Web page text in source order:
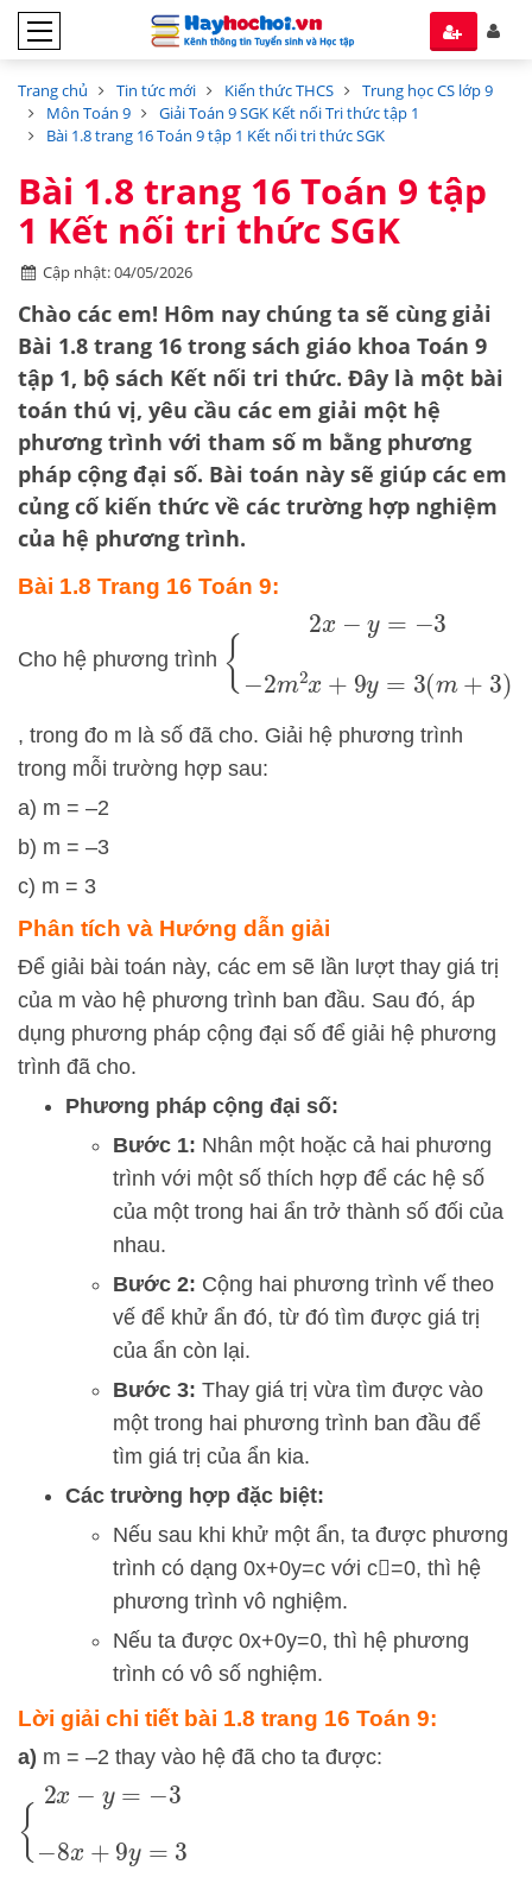
Trang chủ Tin tức mới Kiến thức THCS
Trung học CS lớp 9
Môn Toán 9
Giải Toán 9 SGK Kết nối Tri thức tập 1
Bài 1.8 trang 16 Toán 9 tập 1 Kết nối tri thức SGK
Bài 1.8 trang 16 Toán 9 tập
1 Kết nối tri thức SGK
Cập nhật: 04/05/2026
Chào các em! Hôm nay chúng ta sẽ cùng giải
Bài 1.8 trang 16 trong sách giáo khoa Toán 9
tập 1, bộ sách Kết nối tri thức. Đây là một bài
toán thú vị, yêu cầu các em giải một hệ
phương trình với tham số m bằng phương
pháp cộng đại số. Bài toán này sẽ giúp các em
củng cố kiến thức về các trường hợp nghiệm
của hệ phương trình.
Bài 1.8 Trang 16 Toán 9:
Cho hệ phương trình
2 −3−2 m 2x +9y
, trong đo m là số đã cho. Giải hệ phương trình
trong mỗi trường hợp sau:
a) m = –2
b) m = –3
c) m = 3
Phân tích và Hướng dẫn giải
Để giải bài toán này, các em sẽ lần lượt thay giá trị
của m vào hệ phương trình ban đầu. Sau đó, áp
dụng phương pháp cộng đại số để giải hệ phương
trình đã cho.
Phương pháp cộng đại số:
Bước 1: Nhân một hoặc cả hai phương
trình với một số thích hợp để các hệ số
của một trong hai ẩn trở thành số đối của
nhau.
Bước 2: Cộng hai phương trình vế theo
vế để khử ẩn đó, từ đó tìm được giá trị
của ẩn còn lại.
Bước 3: Thay giá trị vừa tìm được vào
một trong hai phương trình ban đầu để
tìm giá trị của ẩn kia.
Các trường hợp đặc biệt:
Nếu sau khi khử một ẩn, ta được phương
trình có dạng 0x+0y=c với c=0, thì hệ
phương trình vô nghiệm.
Nếu ta được 0x+0y=0, thì hệ phương
trình có vô số nghiệm.
Lời giải chi tiết bài 1.8 trang 16 Toán 9:
a) m = –2 thay vào hệ đã cho ta được:
2 x−y= −3− 8x+